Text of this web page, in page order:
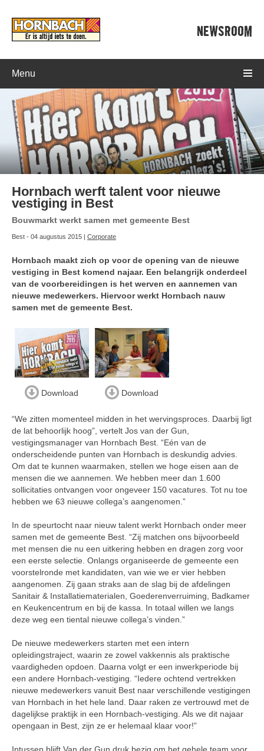
NEWSROOM
Menu
Hornbach werft talent voor nieuwe
vestiging in Best
Bouwmarkt werkt samen met gemeente Best
Best - 04 augustus 2015 | Corporate
Hornbach maakt zich op voor de opening van de nieuwe
vestiging in Best komend najaar. Een belangrijk onderdeel
van de voorbereidingen is het werven en aannemen van
nieuwe medewerkers. Hiervoor werkt Hornbach nauw
samen met de gemeente Best.
Download Download
“We zitten momenteel midden in het wervingsproces. Daarbij ligt
de lat behoorlijk hoog”, vertelt Jos van der Gun,
vestigingsmanager van Hornbach Best. “Eén van de
onderscheidende punten van Hornbach is deskundig advies.
Om dat te kunnen waarmaken, stellen we hoge eisen aan de
mensen die we aannemen. We hebben meer dan 1.600
sollicitaties ontvangen voor ongeveer 150 vacatures. Tot nu toe
hebben we 63 nieuwe collega’s aangenomen.”
In de speurtocht naar nieuw talent werkt Hornbach onder meer
samen met de gemeente Best. “Zij matchen ons bijvoorbeeld
met mensen die nu een uitkering hebben en dragen zorg voor
een eerste selectie. Onlangs organiseerde de gemeente een
voorstelronde met kandidaten, van wie we er vier hebben
aangenomen. Zij gaan straks aan de slag bij de afdelingen
Sanitair & Installatiematerialen, Goederenverruiming, Badkamer
en Keukencentrum en bij de kassa. In totaal willen we langs
deze weg een tiental nieuwe collega’s vinden.”
De nieuwe medewerkers starten met een intern
opleidingstraject, waarin ze zowel vakkennis als praktische
vaardigheden opdoen. Daarna volgt er een inwerkperiode bij
een andere Hornbach-vestiging. “Iedere ochtend vertrekken
nieuwe medewerkers vanuit Best naar verschillende vestigingen
van Hornbach in het hele land. Daar raken ze vertrouwd met de
dagelijkse praktijk in een Hornbach-vestiging. Als we dit najaar
opengaan in Best, zijn ze er helemaal klaar voor!”